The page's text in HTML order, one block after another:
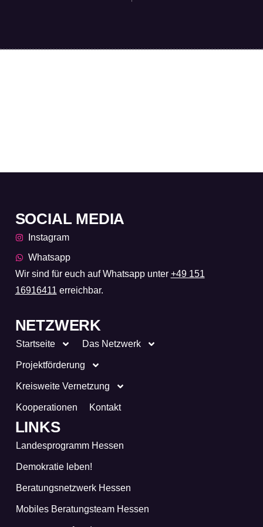
LINKS
Landesprogramm Hessen
Demokratie leben!
Beratungsnetzwerk Hessen
Mobiles Beratungsteam Hessen
NETZWERK
Startseite Das Netzwerk
Projektförderung
Kreisweite Vernetzung
Kooperationen Kontakt
SOCIAL MEDIA
Instagram
Whatsapp
Wir sind für euch auf Whatsapp unter +49 151
16916411 erreichbar.